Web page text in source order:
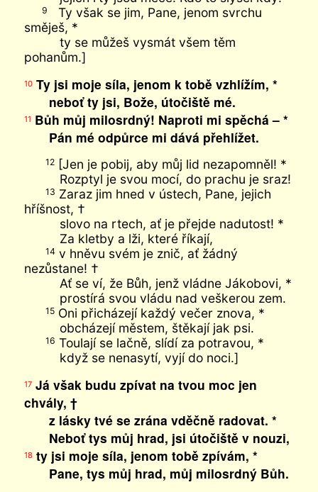
9
Ty však se jim, Pane, jenom svrchu
směješ, *
ty se můžeš vysmát všem těm
pohanům.]
10Ty jsi moje síla, jenom k tobě vzhlížím, *
neboť ty jsi, Bože, útočiště mé.
11 Bůh můj milosrdný! Naproti mi spěchá – *
Pán mé odpůrce mi dává přehlížet.
12[Jen je pobij, aby můj lid nezapomněl! *
Rozptyl je svou mocí, do prachu je sraz!
13 Zaraz jim hned v ústech, Pane, jejich
hříšnost, †
slovo na rtech, ať je přejde nadutost! *
Za kletby a lži, které říkají,
14v hněvu svém je znič, ať žádný
nezůstane! †
Ať se ví, že Bůh, jenž vládne Jákobovi, *
prostírá svou vládu nad veškerou zem.
15Oni přicházejí každý večer znova, *
obcházejí městem, štěkají jak psi.
16 Toulají se lačně, slídí za potravou, *
když se nenasytí, vyjí do noci.]
17Já však budu zpívat na tvou moc jen
chvály, †
z lásky tvé se zrána vděčně radovat. *
Neboť tys můj hrad, jsi útočiště v nouzi,
18 ty jsi moje síla, jenom tobě zpívám, *
Pane, tys můj hrad, můj milosrdný Bůh.